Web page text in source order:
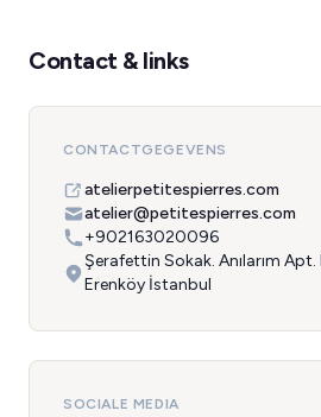
Contact & links
CONTACTGEGEVENS
atelierpetitespierres.com
atelier@petitespierres.com
+902163020096
Şerafettin Sokak. Anılarım Apt.
Erenköy İstanbul
SOCIALE MEDIA